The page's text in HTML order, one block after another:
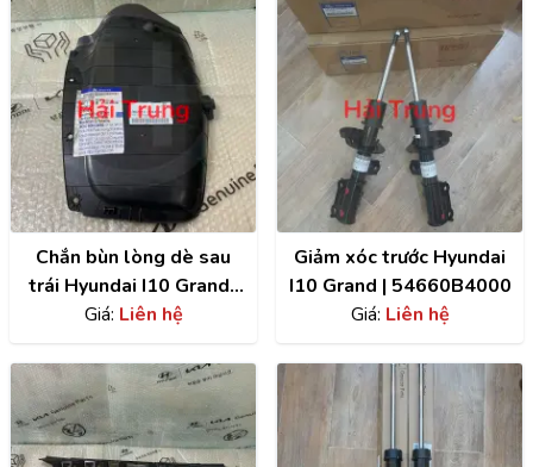
Chắn bùn lòng dè sau
trái Hyundai I10 Grand |
86821B4400
Giá: Liên hệ
Giảm xóc trước Hyundai
I10 Grand | 54660B4000
Giá: Liên hệ